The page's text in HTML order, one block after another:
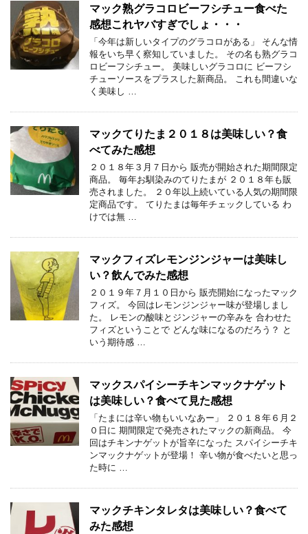
マック熟グラコロビーフシチュー食べた
感想これヤバすぎでしょ・・・
「今年は新しいタイプのグラコロがある」 そんな情
報をいち早く察知していました。 その名も熟グラコ
ロビーフシチュー。 美味しいグラコロに ビーフシ
チューソースをプラスした新商品。 これも間違いな
く美味し …
マックてりたま２０１８は美味しい？食
べてみた感想
２０１８年３月７日から 販売が開始された期間限定
商品。 毎年お馴染みのてりたまが ２０１８年も販
売されました。 ２０年以上続いている人気の期間限
定商品です。 てりたまは毎年チェックしている わ
けでは無 …
マックフィズレモンジンジャーは美味し
い？飲んでみた感想
２０１９年７月１０日から 販売開始になったマック
フィズ。 今回はレモンジンジャー味が登場しまし
た。 レモンの酸味とジンジャーの辛みを 合わせた
フィズということで どんな味になるのだろう？ と
いう期待感 …
マックスパイシーチキンマックナゲット
は美味しい？食べて見た感想
「たまには辛い物もいいなあー」 ２０１８年６月２
０日に 期間限定で発売されたマックの新商品。 今
回はチキンナゲットが旨辛になった スパイシーチキ
ンマックナゲットが登場！ 辛い物が食べたいと思っ
た時に …
マックチキンタレタは美味しい？食べて
みた感想